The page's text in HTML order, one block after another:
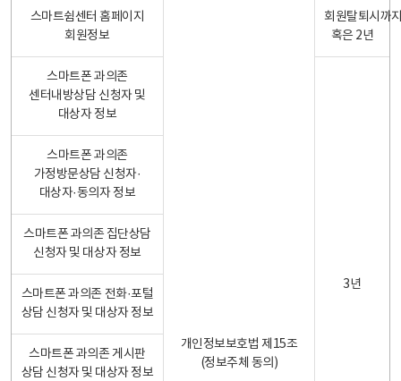
스마트쉼센터 홈페이지
회원정보
개인정보보호법 제15조
(정보주체 동의)
회원탈퇴시까
혹은 2년
스마트폰 과의존
센터내방상담 신청자 및
대상자 정보
3년
스마트폰 과의존
가정방문상담 신청자·
대상자·동의자 정보
스마트폰 과의존 집단상담
신청자 및 대상자 정보
스마트폰 과의존 전화·포털
상담 신청자 및 대상자 정보
스마트폰 과의존 게시판
상담 신청자 및 대상자 정보